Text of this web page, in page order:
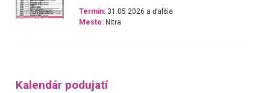
Termín: 31.05.2026 a ďalšie
Mesto: Nitra
Kalendár podujatí